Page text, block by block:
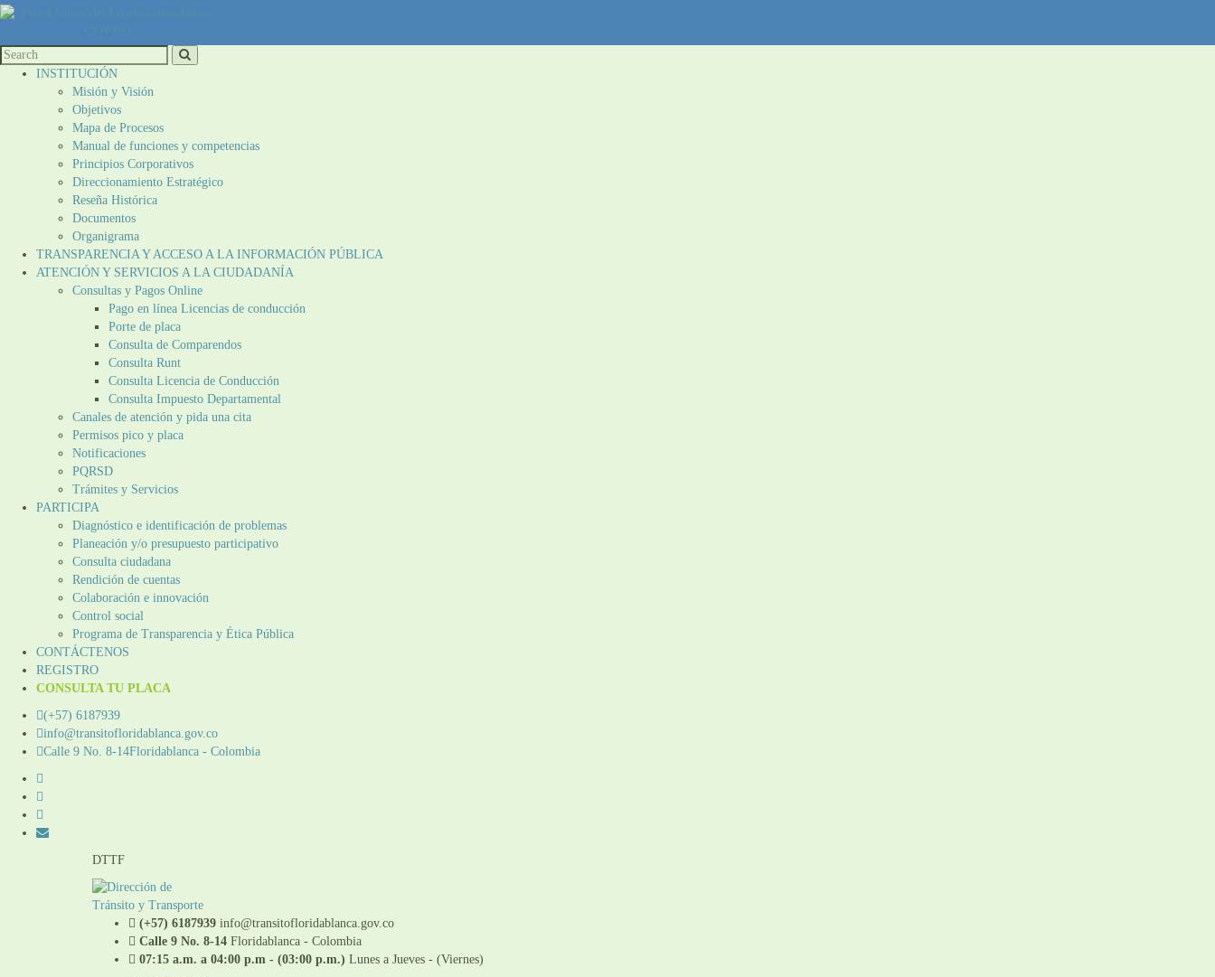
INSTITUCIÓN
Misión y Visión
Objetivos
Mapa de Procesos
Manual de funciones y competencias
Principios Corporativos
Direccionamiento Estratégico
Reseña Histórica
Documentos
Organigrama
TRANSPARENCIA Y ACCESO A LA INFORMACIÓN PÚBLICA
ATENCIÓN Y SERVICIOS A LA CIUDADANÍA
Consultas y Pagos Online
Pago en línea Licencias de conducción
Porte de placa
Consulta de Comparendos
Consulta Runt
Consulta Licencia de Conducción
Consulta Impuesto Departamental
Canales de atención y pida una cita
Permisos pico y placa
Notificaciones
PQRSD
Trámites y Servicios
PARTICIPA
Diagnóstico e identificación de problemas
Planeación y/o presupuesto participativo​
Consulta ciudadana
Rendición de cuentas
Colaboración e innovación
Control social
Programa de Transparencia y Ética Pública
CONTÁCTENOS
REGISTRO
CONSULTA TU PLACA
(+57) 6187939
info@transitofloridablanca.gov.co
Calle 9 No. 8-14Floridablanca - Colombia
DTTF
(+57) 6187939 info@transitofloridablanca.gov.co
Calle 9 No. 8-14 Floridablanca - Colombia
07:15 a.m. a 04:00 p.m - (03:00 p.m.) Lunes a Jueves - (Viernes)